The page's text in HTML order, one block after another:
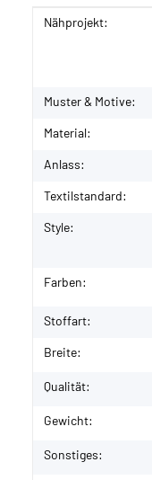
Wert
Nähprojekt:
Muster & Motive:
Material:
Anlass:
Textilstandard:
Style:
Farben:
Stoffart:
Breite:
Qualität:
Gewicht:
Sonstiges: